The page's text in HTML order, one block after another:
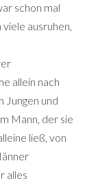
schon mal
ausruhen,
allein nach
Jungen und
Mann, der sie
ließ, von
alles